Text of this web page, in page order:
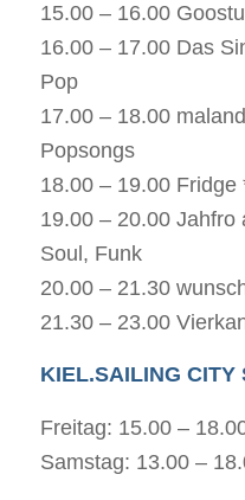
15.00 – 16.00
16.00 – 17.00 Das
Pop
17.00 – 18.00
Popsongs
18.00 – 19.00 Fridge
19.00 – 20.00 Jahfro
Soul, Funk
20.00 – 21.30
21.30 – 23.00
KIEL.SAILING
Freitag: 15.00 –
Samstag: 13.00 –